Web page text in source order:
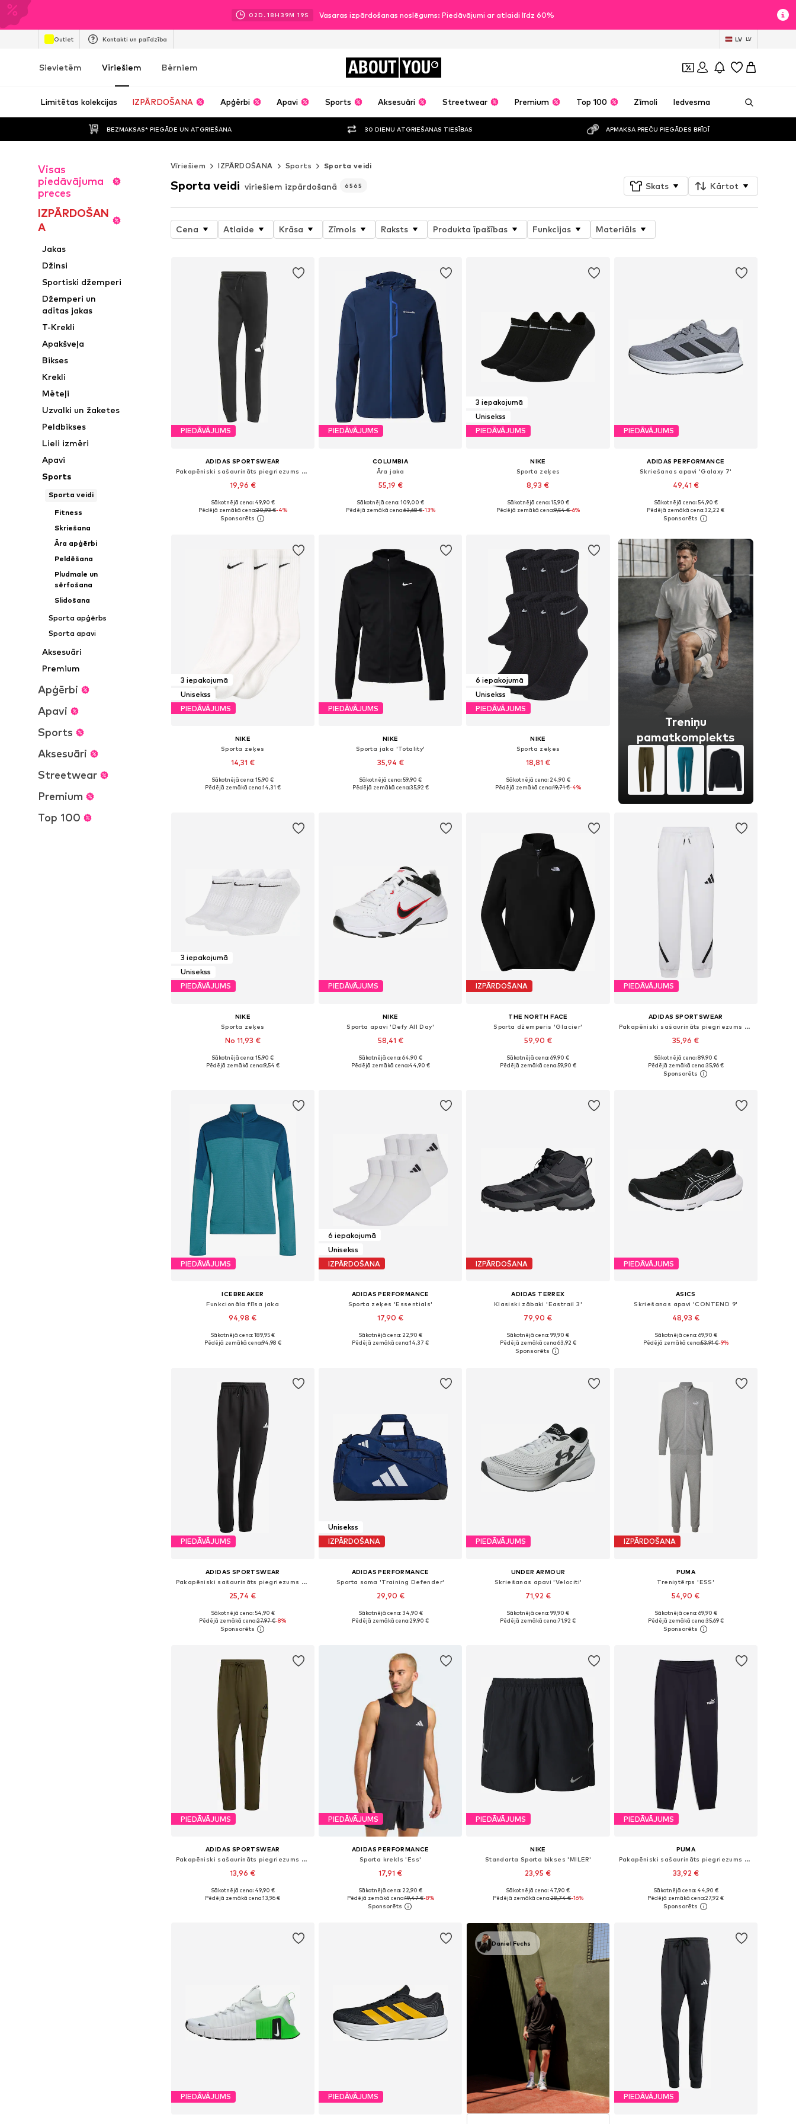
02D.18H 39M 17S Vasaras izpārdošanas noslēgums: Piedāvājumi ar atlaidi līdz 60%
Outlet Kontakti un palīdzība LV LV
Sievietēm Vīriešiem Bērniem ABOUT YOU
Limitētas kolekcijas IZPĀRDOŠANA Apģērbi Apavi Sports Aksesuāri Streetwear Premium Top 100 Zīmoli Iedvesma
BEZMAKSAS* PIEGĀDE UN ATGRIEŠANA 30 DIENU ATGRIEŠANAS TIESĪBAS APMAKSA PREČU PIEGĀDES BRĪDĪ
Visas
piedāvājuma
preces
IZPĀRDOŠAN
A
Jakas
Džinsi
Sportiski džemperi
Džemperi un
adītas jakas
T-Krekli
Apakšveļa
Bikses
Krekli
Mēteļi
Uzvalki un žaketes
Peldbikses
Lieli izmēri
Apavi
Sports
Sporta veidi
Fitness
Skriešana
Āra apģērbi
Peldēšana
Pludmale un
sērfošana
Slidošana
Sporta apģērbs
Sporta apavi
Aksesuāri
Premium
Apģērbi
Apavi
Sports
Aksesuāri
Streetwear
Premium
Top 100
Vīriešiem IZPĀRDOŠANA Sports Sporta veidi
Sporta veidi vīriešiem izpārdošanā 6565 Skats Kārtot
Cena Atlaide Krāsa Zīmols Raksts Produkta īpašības Funkcijas Materiāls
PIEDĀVĀJUMS
ADIDAS SPORTSWEAR
Pakapēniski sašaurināts piegriezums Sporta bikses
19,96 €
Pieejamie izmēri: XS, S, M, L, XL
Pievienot grozam
Sākotnējā cena: 49,90 €
Pēdējā zemākā cena:20,93 €-4%
PIEDĀVĀJUMS
COLUMBIA
Āra jaka
55,19 €
Pieejamie izmēri: S, M, L
Sākotnējā cena: 109,00 €
Pēdējā zemākā cena:63,68 €-13%
3 iepakojumā
Unisekss
PIEDĀVĀJUMS
NIKE
Sporta zeķes
8,93 €
Pieejamie izmēri: 38-42, 42-46, 46-50
Sākotnējā cena: 15,90 €
Pēdējā zemākā cena:9,54 €-6%
PIEDĀVĀJUMS
ADIDAS PERFORMANCE
Skriešanas apavi 'Galaxy 7'
49,41 €
+2
Pieejams daudzos izmēros
Pievienot grozam
Sākotnējā cena: 54,90 €
Pēdējā zemākā cena:32,22 €
3 iepakojumā
Unisekss
PIEDĀVĀJUMS
NIKE
Sporta zeķes
14,31 €
Sākotnējā cena: 15,90 €
Pēdējā zemākā cena:14,31 €
PIEDĀVĀJUMS
NIKE
Sporta jaka 'Totality'
35,94 €
Pieejamie izmēri: S, M, L, XL, XXL
Sākotnējā cena: 59,90 €
Pēdējā zemākā cena:35,92 €
6 iepakojumā
Unisekss
PIEDĀVĀJUMS
NIKE
Sporta zeķes
18,81 €
Sākotnējā cena: 24,90 €
Pēdējā zemākā cena:19,71 €-4%
Treniņu
pamatkomplekts
3 iepakojumā
Unisekss
PIEDĀVĀJUMS
NIKE
Sporta zeķes
No 11,93 €
Sākotnējā cena: 15,90 €
Pēdējā zemākā cena:9,54 €
PIEDĀVĀJUMS
NIKE
Sporta apavi 'Defy All Day'
58,41 €
+1
Pieejams daudzos izmēros
Sākotnējā cena: 64,90 €
Pēdējā zemākā cena:44,90 €
IZPĀRDOŠANA
THE NORTH FACE
Sporta džemperis 'Glacier'
59,90 €
+1
Pieejamie izmēri: S, M, L, XL, XXL
Sākotnējā cena: 69,90 €
Pēdējā zemākā cena:59,90 €
PIEDĀVĀJUMS
ADIDAS SPORTSWEAR
Pakapēniski sašaurināts piegriezums Sporta bikses 'Z.N.E.'
35,96 €
+3
Pievienot grozam
Sākotnējā cena: 89,90 €
Pēdējā zemākā cena:35,96 €
PIEDĀVĀJUMS
ICEBREAKER
Funkcionāla flīsa jaka
94,98 €
Pieejamie izmēri: S, M, L
Sākotnējā cena: 189,95 €
Pēdējā zemākā cena:94,98 €
6 iepakojumā
Unisekss
IZPĀRDOŠANA
ADIDAS PERFORMANCE
Sporta zeķes 'Essentials'
17,90 €
Sākotnējā cena: 22,90 €
Pēdējā zemākā cena:14,37 €
IZPĀRDOŠANA
ADIDAS TERREX
Klasiski zābaki 'Eastrail 3'
79,90 €
Pieejams daudzos izmēros
Pievienot grozam
Sākotnējā cena: 99,90 €
Pēdējā zemākā cena:63,92 €
PIEDĀVĀJUMS
ASICS
Skriešanas apavi 'CONTEND 9'
48,93 €
Pieejamie izmēri: 37, 41,5
Sākotnējā cena: 69,90 €
Pēdējā zemākā cena:53,91 €-9%
PIEDĀVĀJUMS
ADIDAS SPORTSWEAR
Pakapēniski sašaurināts piegriezums Sporta bikses
25,74 €
Pievienot grozam
Sākotnējā cena: 54,90 €
Pēdējā zemākā cena:27,97 €-8%
Unisekss
IZPĀRDOŠANA
ADIDAS PERFORMANCE
Sporta soma 'Training Defender'
29,90 €
Pieejamie izmēri: One Size
Sākotnējā cena: 34,90 €
Pēdējā zemākā cena:29,90 €
PIEDĀVĀJUMS
UNDER ARMOUR
Skriešanas apavi 'Velociti'
71,92 €
Pieejams daudzos izmēros
Sākotnējā cena: 99,90 €
Pēdējā zemākā cena:71,92 €
IZPĀRDOŠANA
PUMA
Treniņtērps 'ESS'
54,90 €
Pieejamie izmēri: S, M, L, XL, XXL
Pievienot grozam
Sākotnējā cena: 69,90 €
Pēdējā zemākā cena:35,69 €
PIEDĀVĀJUMS
ADIDAS SPORTSWEAR
Pakapēniski sašaurināts piegriezums Sporta bikses 'Essentials'
13,96 €
Sākotnējā cena: 49,90 €
Pēdējā zemākā cena:13,96 €
PIEDĀVĀJUMS
ADIDAS PERFORMANCE
Sporta krekls 'Ess'
17,91 €
Pievienot grozam
Sākotnējā cena: 22,90 €
Pēdējā zemākā cena:19,47 €-8%
PIEDĀVĀJUMS
NIKE
Standarta Sporta bikses 'MILER'
23,95 €
Pieejamie izmēri: S, M, L, XL, XXL
Sākotnējā cena: 47,90 €
Pēdējā zemākā cena:28,74 €-16%
PIEDĀVĀJUMS
PUMA
Pakapēniski sašaurināts piegriezums Sporta bikses 'ESS No. 1'
33,92 €
Pieejamie izmēri: S, M, L, XL, XXL
Pievienot grozam
Sākotnējā cena: 44,90 €
Pēdējā zemākā cena:27,92 €
PIEDĀVĀJUMS PIEDĀVĀJUMS
Daniel Fuchs
PIEDĀVĀJUMS